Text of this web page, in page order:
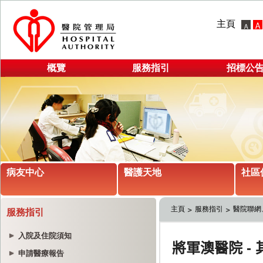
主頁
概覽 服務指引 招標公
病友中心 醫護天地 社區
服務指引
入院及住院須知
申請醫療報告
主頁 服務指引 醫院聯網